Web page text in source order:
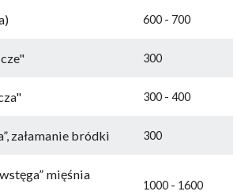
600 - 700
300
300 - 400
załamanie bródki 300
mięśnia
1000 - 1600